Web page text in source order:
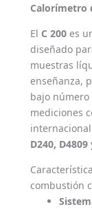
Calorímetro
El C 200 es
diseñado
muestras
enseñanza,
bajo número
mediciones
D240, D4809
combustión